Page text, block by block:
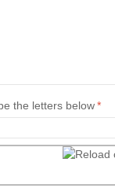
*
the letters below